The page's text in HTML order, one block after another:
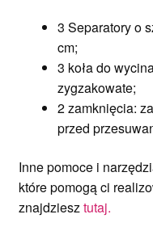
3 Separatory o
cm;
3 koła do
zygzakowate;
2 zamknięcia:
przed
Inne pomoce i
które pomogą ci
znajdziesz tutaj.